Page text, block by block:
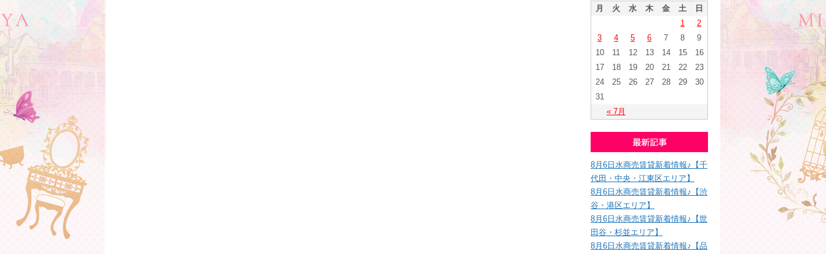
月 火 水 木 金 土 日
« 7月
1
2
3
4 5 6 7 8
9
10
11 12 13 14 15
16
17
18 19 20 21 22
23
24
25 26 27 28 29
30
31
8月6日水商売賃貸新着情報♪【千
代田・中央・江東区エリア】
8月6日水商売賃貸新着情報♪【渋
谷・港区エリア】
8月6日水商売賃貸新着情報♪【世
田谷・杉並エリア】
8月6日水商売賃貸新着情報♪【品